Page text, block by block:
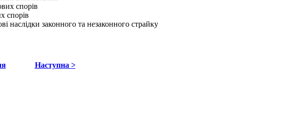
спорів
спорів
наслідки законного та незаконного страйку
Наступна >